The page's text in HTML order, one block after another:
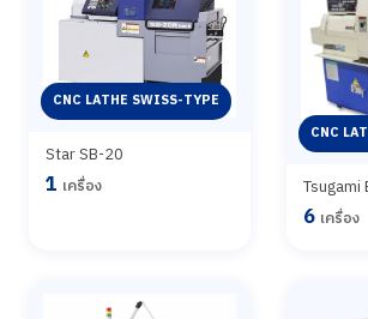
CNC LATHE SWISS-TYPE
Star SB-20
1 เครื่อง
CNC
Tsugami
6 เครื่อง